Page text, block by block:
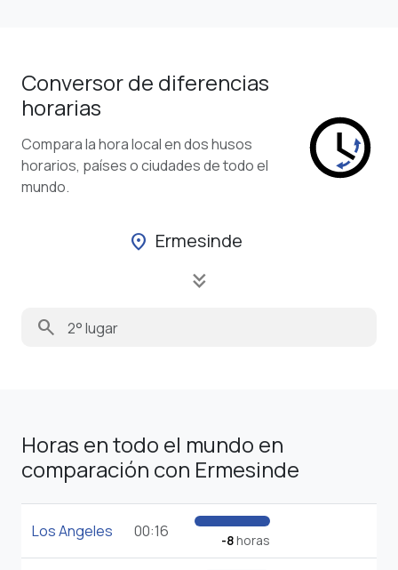
Conversor de diferencias
horarias
Compara la hora local en dos husos
horarios, países o ciudades de todo el
mundo.
location_on Ermesinde
keyboard_double_arrow_down
search
Horas en todo el mundo en
comparación con Ermesinde
Los Angeles 00:16 -8horas